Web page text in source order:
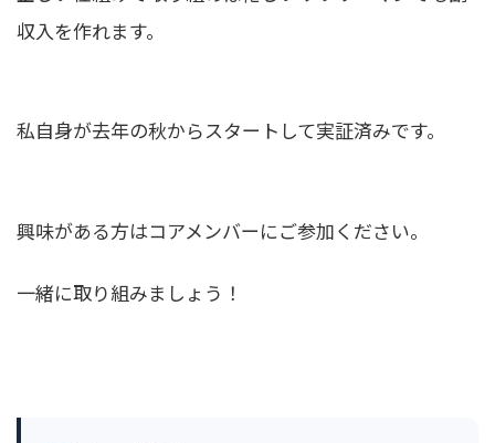
収入を作れます。
私自身が去年の秋からスタートして実証済みです。
興味がある方はコアメンバーにご参加ください。
一緒に取り組みましょう！